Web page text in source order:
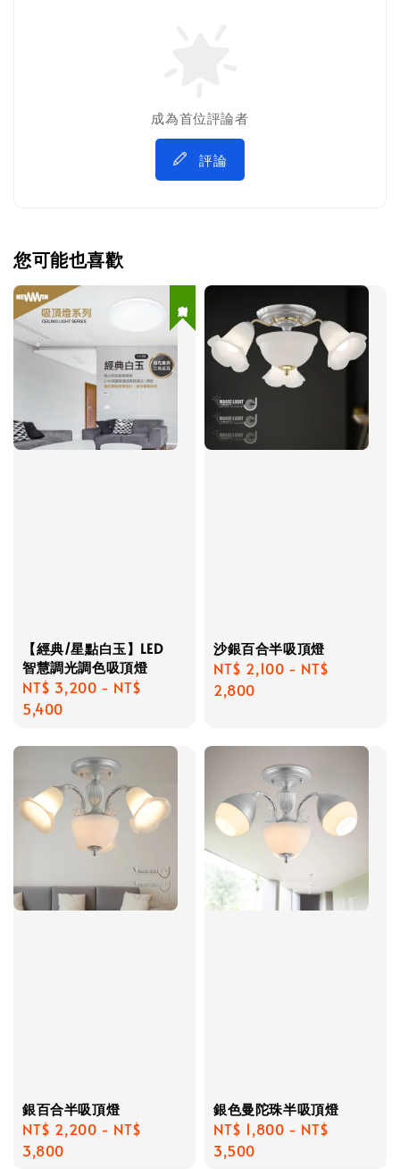
成為首位評論者
評論
您可能也喜歡
【經典/星點白玉】LED
智慧調光調色吸頂燈
Regular
price
NT$ 3,200 - NT$
5,400
沙銀百合半吸頂燈
Regular
price
NT$ 2,100 - NT$
2,800
銀百合半吸頂燈
Regular
price
NT$ 2,200 - NT$
3,800
銀色曼陀珠半吸頂燈
Regular
price
NT$ 1,800 - NT$
3,500